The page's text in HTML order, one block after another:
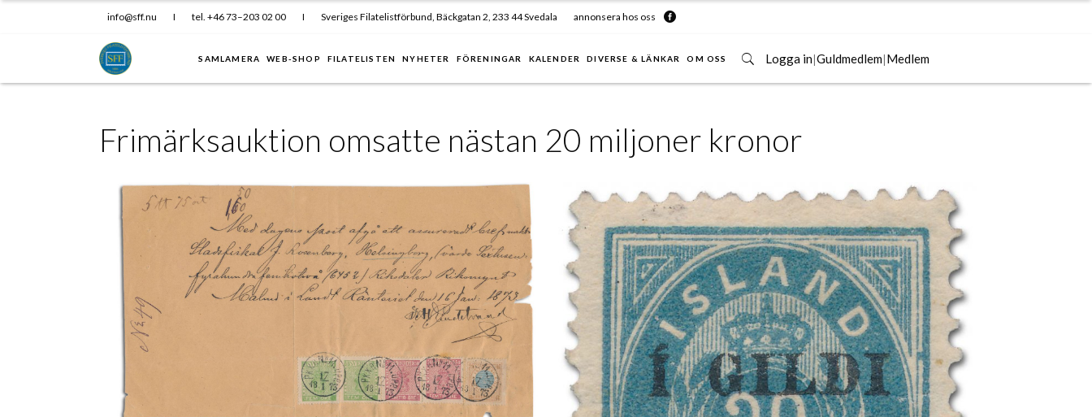
info@sff.nu I tel. +46 73–203 02 00 I Sveriges Filatelistförbund, Bäckgatan 2, 233 44 Svedala annonsera hos oss
SAMLAMERA WEB-SHOP FILATELISTEN NYHETER FÖRENINGAR KALENDER DIVERSE & LÄNKAR OM OSS Logga in|Guldmedlem|Medlem
Frimärksauktion omsatte nästan 20 miljoner kronor